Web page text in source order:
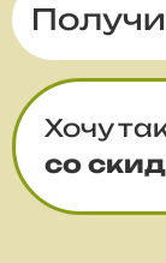
Хочу
со